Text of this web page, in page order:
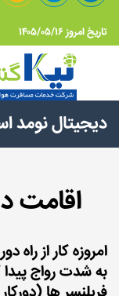
تاریخ امروز ۱۴۰۵/۰۵/۱۶
دیجیتال نومد
اقامت
امروزه کار از
به شدت رواج پیدا